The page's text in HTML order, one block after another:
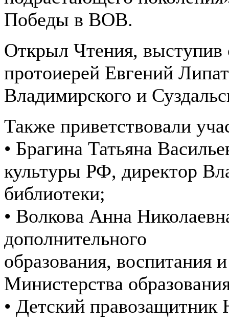
Победы в ВОВ.
Открыл Чтения, выступив
протоиерей Евгений
Владимирского и
Также приветствовали
• Брагина Татьяна
культуры РФ, директор
библиотеки;
• Волкова Анна
дополнительного
образования, воспитания
Министерства
• Детский правозащитник